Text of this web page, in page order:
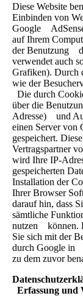
Diese Website
Einbinden von
Google
auf Ihrem
der Benutzung
verwendet auch
Grafiken). Durch
wie der
Die durch
über die
Adresse) und
einen Server von
gespeichert.
Vertragspartner
wird Ihre IP-
gespeicherten
Installation der
Ihrer Browser
darauf hin, dass
sämtliche
nutzen können.
Sie sich mit der
durch Google in
zu dem zuvor
Erfassung und